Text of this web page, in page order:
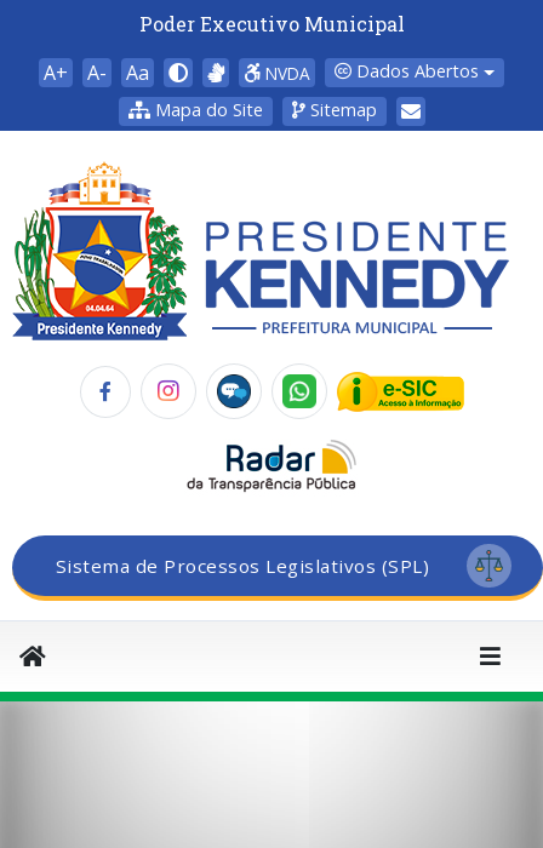
Poder Executivo Municipal
A+ A- Aa NVDA
Dados Abertos
Mapa do Site
Sitemap
Sistema de Processos Legislativos (SPL)